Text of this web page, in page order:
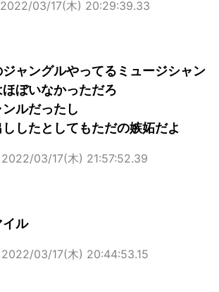
2022/03/17(木) 20:29:39.33
ャングルやってるミュージシャン
ぼいなかっただろ
ルだったし
したとしてもただの嫉妬だよ
2022/03/17(木) 21:57:52.39
イル
2022/03/17(木) 20:44:53.15